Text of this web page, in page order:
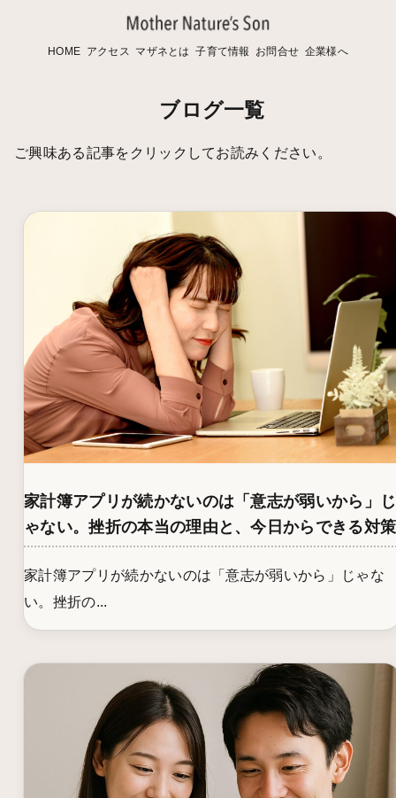
HOME アクセス マザネとは 子育て情報 お問合せ 企業様へ
ブログ一覧
ご興味ある記事をクリックしてお読みください。
家計簿アプリが続かないのは「意志が弱いから」じ
ゃない。挫折の本当の理由と、今日からできる対策
家計簿アプリが続かないのは「意志が弱いから」じゃな
い。挫折の...